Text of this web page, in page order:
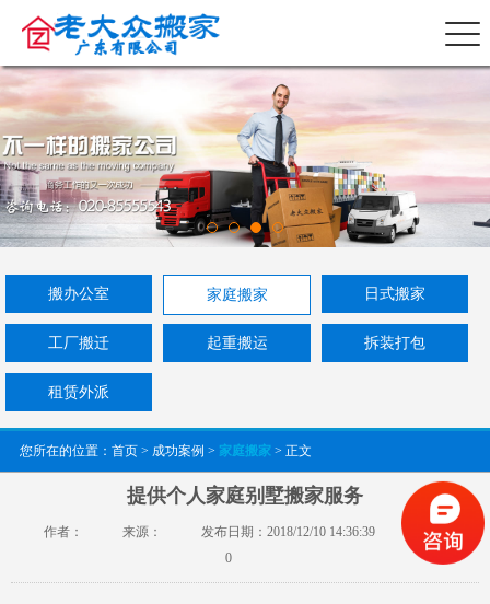
搬办公室 家庭搬家 日式搬家
工厂搬迁 起重搬运 拆装打包
租赁外派
您所在的位置： 首页 > 成功案例 > 家庭搬家 > 正文
提供个人家庭别墅搬家服务
作者： 来源： 发布日期：2018/12/10 14:36:39
浏览：
0